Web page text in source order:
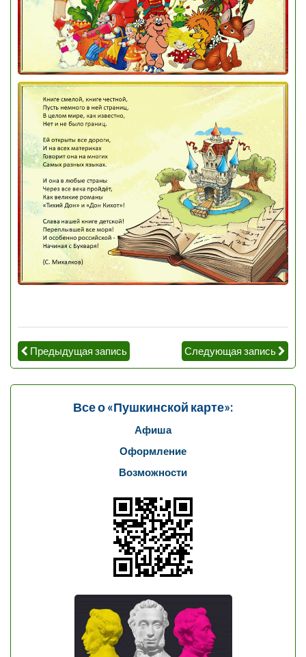
Предыдущая запись Следующая запись
Все о «Пушкинской карте»:
Афиша
Оформление
Возможности